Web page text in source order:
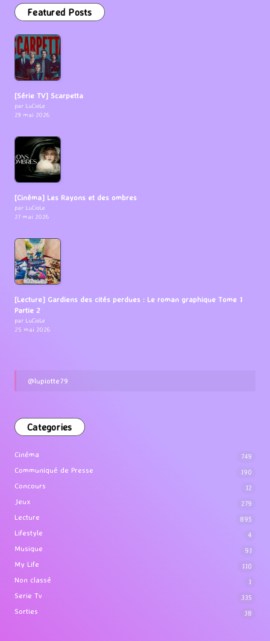
Featured Posts
[Série TV] Scarpetta
par LuCioLe
29 mai 2026
[Cinéma] Les Rayons et des ombres
par LuCioLe
27 mai 2026
[Lecture] Gardiens des cités perdues : Le roman graphique Tome 1
Partie 2
par LuCioLe
25 mai 2026
@lupiotte79
Categories
Cinéma 749
Communiqué de Presse 190
Concours 12
Jeux 279
Lecture 895
Lifestyle 4
Musique 91
My Life 110
Non classé 1
Serie Tv 335
Sorties 38